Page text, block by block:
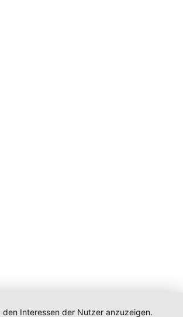
Interessen der Nutzer anzuzeigen.